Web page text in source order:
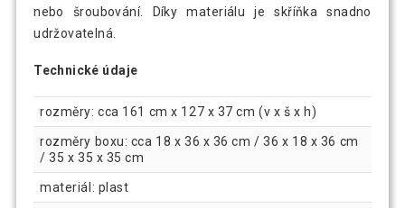
nebo šroubování. Díky materiálu je skříňka snadno
udržovatelná.
Technické údaje
rozměry: cca 161 cm x 127 x 37 cm (v x š x h)
rozměry boxu: cca 18 x 36 x 36 cm / 36 x 18 x 36 cm
/ 35 x 35 x 35 cm
materiál: plast